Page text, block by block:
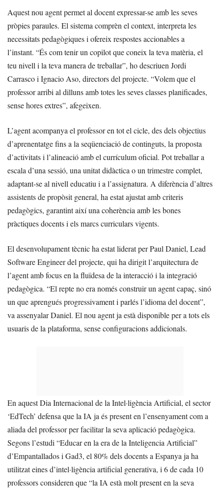
Aquest nou agent permet al docent expressar-se amb les seves
pròpies paraules. El sistema comprèn el context, interpreta les
necessitats pedagògiques i ofereix respostes accionables a
l’instant. “És com tenir un copilot que coneix la teva matèria, el
teu nivell i la teva manera de treballar”, ho descriuen Jordi
Carrasco i Ignacio Aso, directors del projecte. “Volem que el
professor arribi al dilluns amb totes les seves classes planificades,
sense hores extres”, afegeixen.
L’agent acompanya el professor en tot el cicle, des dels objectius
d’aprenentatge fins a la seqüenciació de continguts, la proposta
d’activitats i l’alineació amb el currículum oficial. Pot treballar a
escala d’una sessió, una unitat didàctica o un trimestre complet,
adaptant-se al nivell educatiu i a l’assignatura. A diferència d’altres
assistents de propòsit general, ha estat ajustat amb criteris
pedagògics, garantint així una coherència amb les bones
pràctiques docents i els marcs curriculars vigents.
El desenvolupament tècnic ha estat liderat per Paul Daniel, Lead
Software Engineer del projecte, qui ha dirigit l’arquitectura de
l’agent amb focus en la fluïdesa de la interacció i la integració
pedagògica. “El repte no era només construir un agent capaç, sinó
un que aprengués progressivament i parlés l’idioma del docent”,
va assenyalar Daniel. El nou agent ja està disponible per a tots els
usuaris de la plataforma, sense configuracions addicionals.
En aquest Dia Internacional de la Intel·ligència Artificial, el sector
‘EdTech’ defensa que la IA ja és present en l’ensenyament com a
aliada del professor per facilitar la seva aplicació pedagògica.
Segons l’estudi “Educar en la era de la Inteligencia Artificial”
d’Empantallados i Gad3, el 80% dels docents a Espanya ja ha
utilitzat eines d’intel·ligència artificial generativa, i 6 de cada 10
professors consideren que “la IA està molt present en la seva